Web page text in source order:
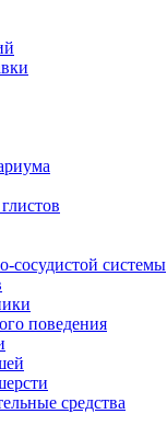
сосудистой системы
поведения
средства